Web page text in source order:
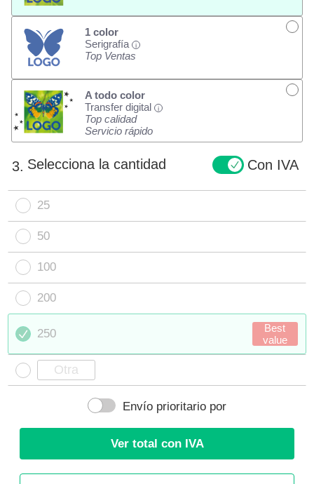
1 color
Serigrafía
i
Top Ventas
A todo color
Transfer digital
i
Top calidad
Servicio rápido
3. Selecciona la cantidad Con IVA
25
50
100
200
250
Best
value
Envío prioritario por
Ver total con IVA